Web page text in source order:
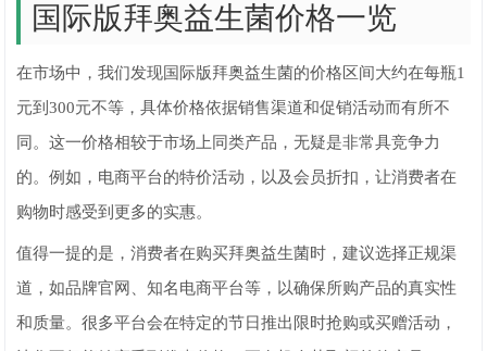
国际版拜奥益生菌价格一览
在市场中，我们发现国际版拜奥益生菌的价格区间大约在每瓶1
元到300元不等，具体价格依据销售渠道和促销活动而有所不
同。这一价格相较于市场上同类产品，无疑是非常具竞争力
的。例如，电商平台的特价活动，以及会员折扣，让消费者在
购物时感受到更多的实惠。
值得一提的是，消费者在购买拜奥益生菌时，建议选择正规渠
道，如品牌官网、知名电商平台等，以确保所购产品的真实性
和质量。很多平台会在特定的节日推出限时抢购或买赠活动，